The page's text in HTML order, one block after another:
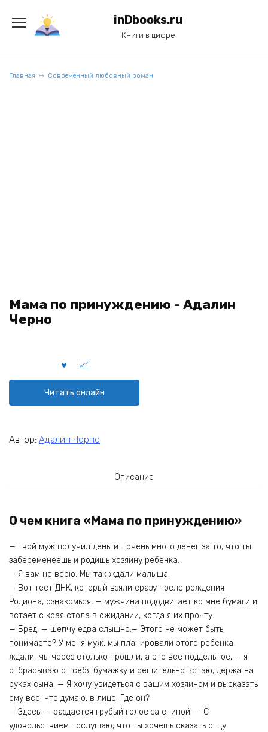
содержанию
inDbooks.ru
Книги в цифре
Главная Современный любовный роман
Мама по принуждению - Адалин
Черно
Читать онлайн
Автор: Адалин Черно
Описание
О чем книга «Мама по принуждению»
— Твой муж получил деньги… очень много денег за то, что ты
забеременеешь и родишь хозяину ребенка.
— Я вам не верю. Мы так ждали малыша.
— Вот тест ДНК, который взяли сразу после рождения
Родиона, ознакомься, — мужчина пододвигает ко мне бумаги и
встает с края стола в ожидании, когда я их прочту.
— Бред, — шепчу едва слышно.— Этого не может быть,
понимаете? У меня муж, мы планировали этого ребенка,
ждали, мы через столько прошли, а это все поддельное, — я
отбрасываю от себя бумажку и решительно встаю, держа на
руках сына. — Я хочу увидеться с вашим хозяином и высказать
ему все, что думаю, в лицо. Где он?
— Здесь, — раздается грубый голос за спиной. — С
удовольствием послушаю, что ты хочешь сказать отцу